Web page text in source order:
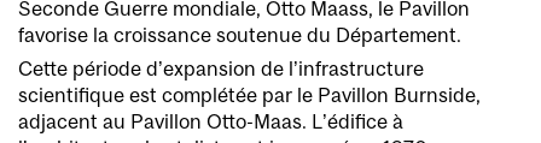
Seconde Guerre mondiale, Otto Maass, le Pavillon
favorise la croissance soutenue du Département.
Cette période d’expansion de l’infrastructure
scientifique est complétée par le Pavillon Burnside,
adjacent au Pavillon Otto-Maas. L’édifice à